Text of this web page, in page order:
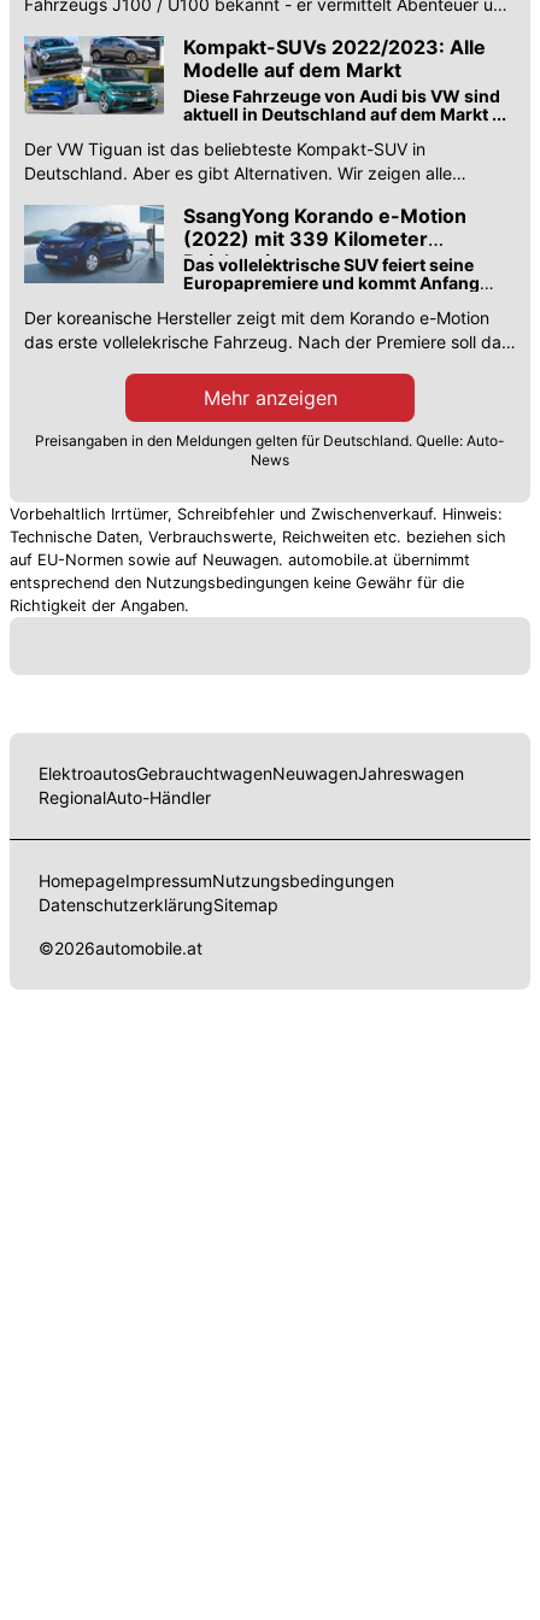
Fahrzeugs J100 / U100 bekannt - er vermittelt Abenteuer und
Kompakt-SUVs 2022/2023: Alle
Modelle auf dem Markt
Diese Fahrzeuge von Audi bis VW sind
aktuell in Deutschland auf dem Markt ...
Der VW Tiguan ist das beliebteste Kompakt-SUV in
Deutschland. Aber es gibt Alternativen. Wir zeigen alle
SsangYong Korando e-Motion
(2022) mit 339 Kilometer
Reichweite
Das vollelektrische SUV feiert seine
Europapremiere und kommt Anfang
Der koreanische Hersteller zeigt mit dem Korando e-Motion
das erste vollelekrische Fahrzeug. Nach der Premiere soll das
Mehr anzeigen
Preisangaben in den Meldungen gelten für Deutschland. Quelle: Auto-
News
Vorbehaltlich Irrtümer, Schreibfehler und Zwischenverkauf. Hinweis:
Technische Daten, Verbrauchswerte, Reichweiten etc. beziehen sich
auf EU-Normen sowie auf Neuwagen. automobile.at übernimmt
entsprechend den Nutzungsbedingungen keine Gewähr für die
Richtigkeit der Angaben.
ElektroautosGebrauchtwagenNeuwagenJahreswagen
RegionalAuto-Händler
HomepageImpressumNutzungsbedingungen
DatenschutzerklärungSitemap
©2026automobile.at